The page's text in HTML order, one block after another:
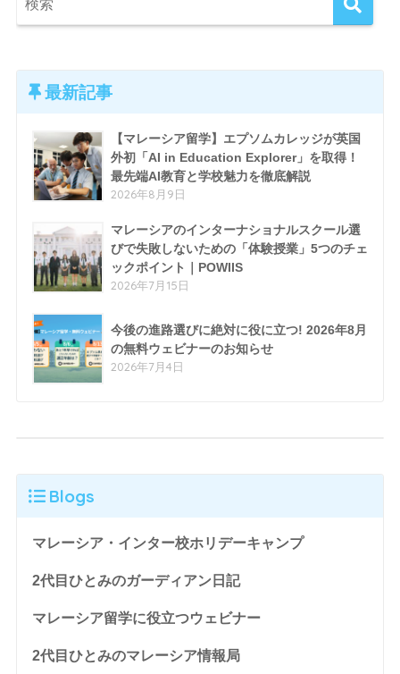
最新記事
【マレーシア留学】エプソムカレッジが英国
外初「AI in Education Explorer」を取得！
最先端AI教育と学校魅力を徹底解説
2026年8月9日
マレーシアのインターナショナルスクール選
びで失敗しないための「体験授業」5つのチェ
ックポイント｜POWIIS
2026年7月15日
今後の進路選びに絶対に役に立つ! 2026年8月
の無料ウェビナーのお知らせ
2026年7月4日
Blogs
マレーシア・インター校ホリデーキャンプ
2代目ひとみのガーディアン日記
マレーシア留学に役立つウェビナー
2代目ひとみのマレーシア情報局